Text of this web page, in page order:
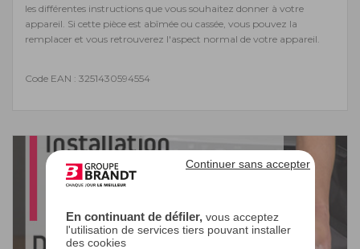
En continuant de défiler, vous acceptez
l'utilisation de services tiers pouvant installer
des cookies
Continuer sans accepter
les différentes instructions que vous souhaitez donner à votre
appareil. Si cette pièce est abîmée ou cassée, vous pouvez la
remplacer et vous retrouverez l'aspect normal de votre appareil.
Code EAN : 3251430594554